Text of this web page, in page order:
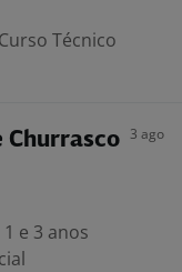
Curso Técnico
Churrasco 3 ago
e 3 anos